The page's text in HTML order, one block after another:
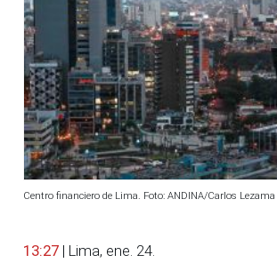
Centro financiero de Lima. Foto: ANDINA/Carlos Lezama
13:27 | Lima, ene. 24.